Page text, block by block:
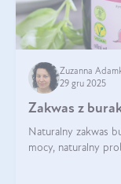
Zuzanna
29 gru 2025
Zakwas z
Naturalny zakwas
mocy, naturalny